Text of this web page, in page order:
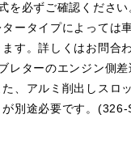
を必ずご確認ください
ータイプによっては
す。詳しくはお問合
レターのエンジン側差
、アルミ削出しスロ
が別途必要です。